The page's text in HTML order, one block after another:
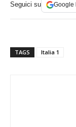
Seguici su Google
TAGS Italia 1